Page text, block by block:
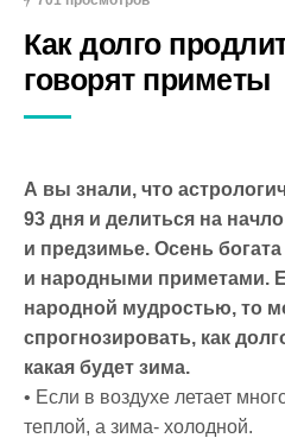
Как долго
говорят приметы
А вы знали, что
93 дня и делиться на
и предзимье. Осень
и народными приметами.
народной мудростью, то
спрогнозировать, как
какая будет зима.
• Если в воздухе летает
теплой, а зима- холодной.